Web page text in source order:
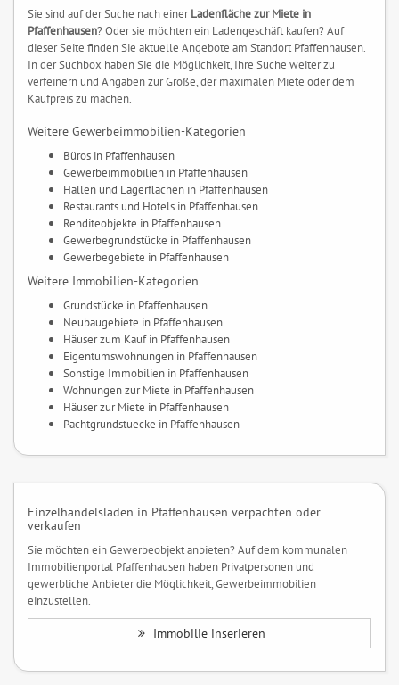
Sie sind auf der Suche nach einerLadenfläche zur Miete in
Pfaffenhausen? Oder sie möchten ein Ladengeschäft kaufen? Auf
dieser Seite finden Sie aktuelle Angebote am Standort Pfaffenhausen.
In der Suchbox haben Sie die Möglichkeit, Ihre Suche weiter zu
verfeinern und Angaben zur Größe, der maximalen Miete oder dem
Kaufpreis zu machen.
Weitere Gewerbeimmobilien-Kategorien
Büros in Pfaffenhausen
Gewerbeimmobilien in Pfaffenhausen
Hallen und Lagerflächen in Pfaffenhausen
Restaurants und Hotels in Pfaffenhausen
Renditeobjekte in Pfaffenhausen
Gewerbegrundstücke in Pfaffenhausen
Gewerbegebiete in Pfaffenhausen
Weitere Immobilien-Kategorien
Grundstücke in Pfaffenhausen
Neubaugebiete in Pfaffenhausen
Häuser zum Kauf in Pfaffenhausen
Eigentumswohnungen in Pfaffenhausen
Sonstige Immobilien in Pfaffenhausen
Wohnungen zur Miete in Pfaffenhausen
Häuser zur Miete in Pfaffenhausen
Pachtgrundstuecke in Pfaffenhausen
Einzelhandelsladen in Pfaffenhausen verpachten oder
verkaufen
Sie möchten ein Gewerbeobjekt anbieten? Auf dem kommunalen
Immobilienportal Pfaffenhausen haben Privatpersonen und
gewerbliche Anbieter die Möglichkeit, Gewerbeimmobilien
einzustellen.
Immobilie inserieren